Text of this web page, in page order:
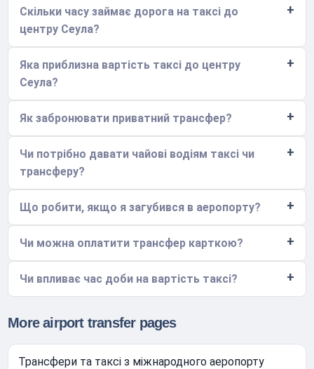
Скільки часу займає дорога на таксі до
центру Сеула?
Яка приблизна вартість таксі до центру
Сеула?
Як забронювати приватний трансфер?
Чи потрібно давати чайові водіям таксі чи
трансферу?
Що робити, якщо я загубився в аеропорту?
Чи можна оплатити трансфер карткою?
Чи впливає час доби на вартість таксі?
More airport transfer pages
Трансфери та таксі з міжнародного аеропорту